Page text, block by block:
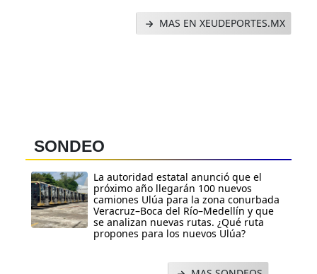
MAS EN XEUDEPORTES.MX
SONDEO
La autoridad estatal anunció que el
próximo año llegarán 100 nuevos
camiones Ulúa para la zona conurbada
Veracruz–Boca del Río–Medellín y que
se analizan nuevas rutas. ¿Qué ruta
propones para los nuevos Ulúa?